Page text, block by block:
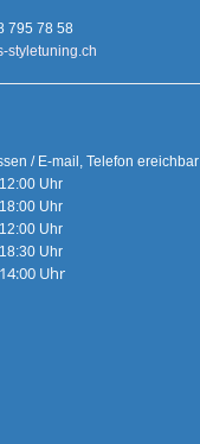
795 78 58
styletuning.ch
/ E-mail, Telefon ereichbar
- 12:00 Uhr
- 18:00 Uhr
Uhr
Uhr
Uhr